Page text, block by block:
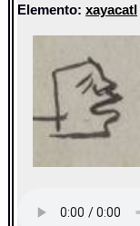
Elemento:xayacatl